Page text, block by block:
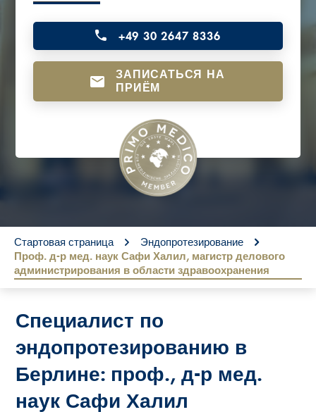
+49 30 2647 8336
ЗАПИСАТЬСЯ НА
ПРИЁМ
You are here:
Стартовая страница
Эндопротезирование
Проф. д-р мед. наук Сафи Халил, магистр делового
администрирования в области здравоохранения
Специалист по
эндопротезированию в
Берлине: проф., д-р мед.
наук Сафи Халил